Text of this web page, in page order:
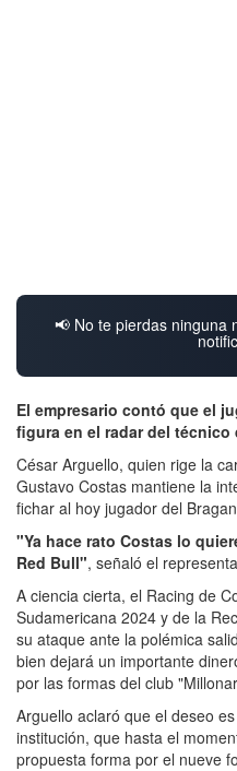
📢 No te pierdas ninguna
El empresario contó que el
figura en el radar del técnico
César Arguello, quien rige la
Gustavo Costas mantiene la
fichar al hoy jugador del
"Ya hace rato Costas lo
Red Bull", señaló el
A ciencia cierta, el Racing de
Sudamericana 2024 y de la
su ataque ante la polémica
bien dejará un importante
por las formas del club
Arguello aclaró que el deseo
institución, que hasta el
propuesta forma por el nueve